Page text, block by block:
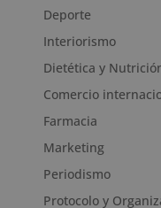
Deporte
Interiorismo
Dietética y
Comercio
Farmacia
Marketing
Periodismo
Protocolo y